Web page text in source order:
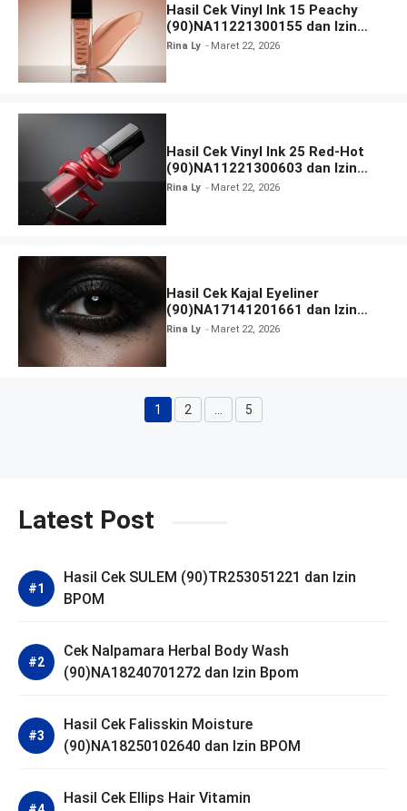
Hasil Cek Vinyl Ink 15 Peachy
(90)NA11221300155 dan Izin
BPOM
Rina Ly Maret 22, 2026
Hasil Cek Vinyl Ink 25 Red-Hot
(90)NA11221300603 dan Izin
BPOM
Rina Ly Maret 22, 2026
Hasil Cek Kajal Eyeliner
(90)NA17141201661 dan Izin
BPOM
Rina Ly Maret 22, 2026
Halaman
1 Halaman
2 5
Latest Post
Hasil Cek SULEM (90)TR253051221 dan Izin
BPOM
Cek Nalpamara Herbal Body Wash
(90)NA18240701272 dan Izin Bpom
Hasil Cek Falisskin Moisture
(90)NA18250102640 dan Izin BPOM
Hasil Cek Ellips Hair Vitamin